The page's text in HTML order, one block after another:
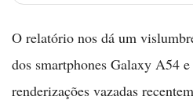
O relatório nos dá um
dos smartphones Galaxy A54
renderizações vazadas